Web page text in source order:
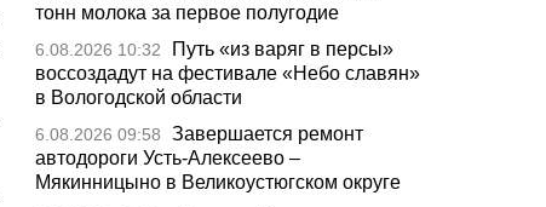
тонн молока за первое полугодие
6.08.2026 10:32
Путь «из варяг в персы»
воссоздадут на фестивале «Небо славян»
в Вологодской области
6.08.2026 09:58
Завершается ремонт
автодороги Усть-Алексеево –
Мякинницыно в Великоустюгском округе